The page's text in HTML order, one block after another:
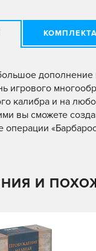
дополнение
игрового
калибра и на
вы сможете
операции
И